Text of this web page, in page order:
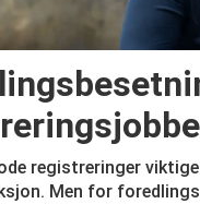
registreringer
Men for